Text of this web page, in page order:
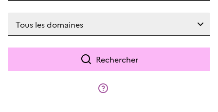
Rechercher